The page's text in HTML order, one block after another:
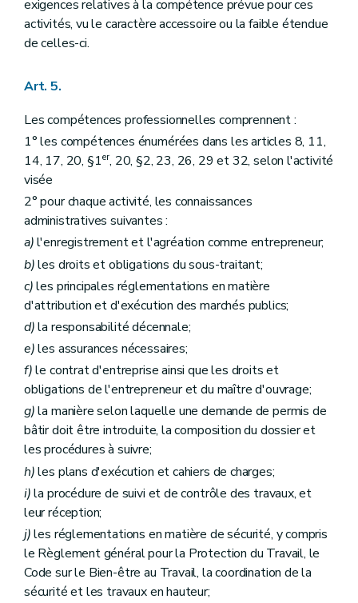
exigences relatives à la compétence prévue pour ces
activités, vu le caractère accessoire ou la faible étendue
de celles-ci.
Art. 5.
Les compétences professionnelles comprennent :
1° les compétences énumérées dans les articles 8, 11,
14, 17, 20, §1er, 20, §2, 23, 26, 29 et 32, selon l'activité
visée
2° pour chaque activité, les connaissances
administratives suivantes :
a)l'enregistrement et l'agréation comme entrepreneur;
b)les droits et obligations du sous-traitant;
c)les principales réglementations en matière
d'attribution et d'exécution des marchés publics;
d)la responsabilité décennale;
e)les assurances nécessaires;
f)le contrat d'entreprise ainsi que les droits et
obligations de l'entrepreneur et du maître d'ouvrage;
g)la manière selon laquelle une demande de permis de
bâtir doit être introduite, la composition du dossier et
les procédures à suivre;
h)les plans d'exécution et cahiers de charges;
i)la procédure de suivi et de contrôle des travaux, et
leur réception;
j)les réglementations en matière de sécurité, y compris
le Règlement général pour la Protection du Travail, le
Code sur le Bien-être au Travail, la coordination de la
sécurité et les travaux en hauteur;